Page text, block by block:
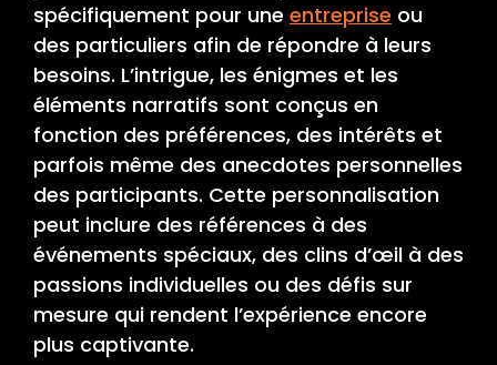
spécifiquement pour une entreprise ou
des particuliers afin de répondre à leurs
besoins. L’intrigue, les énigmes et les
éléments narratifs sont conçus en
fonction des préférences, des intérêts et
parfois même des anecdotes personnelles
des participants. Cette personnalisation
peut inclure des références à des
événements spéciaux, des clins d’œil à des
passions individuelles ou des défis sur
mesure qui rendent l’expérience encore
plus captivante.